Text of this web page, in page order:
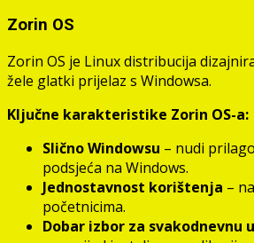
Zorin OS
Zorin OS je Linux distribucija
žele glatki prijelaz s Windowsa.
Ključne karakteristike Zorin OS-a:
Slično Windowsu – nudi
podsjeća na Windows.
Jednostavnost korištenja –
početnicima.
Dobar izbor za svakodnevnu